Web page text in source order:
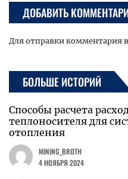
ДОБАВИТЬ
Для отправки комментария
БОЛЬШЕ ИСТОРИЙ
Способы расчета
теплоносителя для
отопления
MINING_BROTH
4 НОЯБРЯ 2024